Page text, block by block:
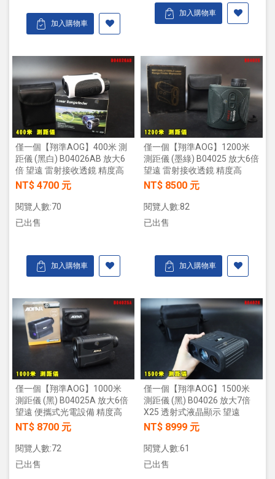
加入購物車
加入購物車
僅一個【翔準AOG】400米 測
距儀 (黑白) B04026AB 放大6
倍 望遠 雷射接收透鏡 精度高
NT$ 4700 元
閱覽人數:70
已出售
加入購物車
僅一個【翔準AOG】1200米
測距儀 (墨綠) B04025 放大6倍
望遠 雷射接收透鏡 精度高
NT$ 8500 元
閱覽人數:82
已出售
加入購物車
僅一個【翔準AOG】1000米
測距儀 (黑) B04025A 放大6倍
望遠 便攜式光電設備 精度高
NT$ 8700 元
閱覽人數:72
已出售
僅一個【翔準AOG】1500米
測距儀 (黑) B04026 放大7倍
X25 透射式液晶顯示 望遠
NT$ 8999 元
閱覽人數:61
已出售